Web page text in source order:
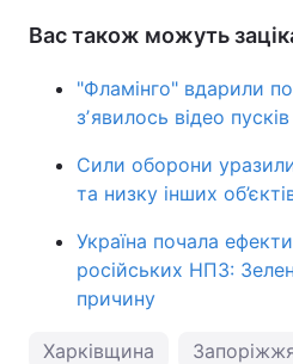
Вас також можуть
"Фламінго" вдарили
зʼявилось відео
Сили оборони
та низку інших
Україна почала
російських НПЗ:
причину
Харківщина